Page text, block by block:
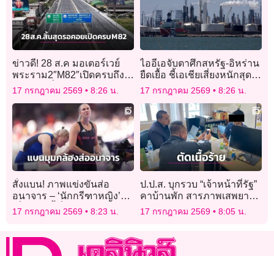
ข่าวดี! 28 ส.ค มอเตอร์เวย์
พระราม2″M82″เปิดครบถึง
บ้านแพ้ววิ่งฟรี2ปียังไม่ปิด
ตำนานสร้างต่อถึงวังมะนาว
17 กรกฎาคม 2569 8:26 น.
ไออีเอจับตาศึกสหรัฐ-อิหร่าน
ยืดเยื้อ ชี้เอเชียเสี่ยงหนักสุด
จากวิกฤติฮอร์มุซ
17 กรกฎาคม 2569 8:26 น.
สั่งแบน! ภาพแข่งขันส่อ
อนาจาร – ‘นักกรีฑาหญิง’
เห็นด้วย ชี้เป็นต้นเหตุถูก
คุกคามทางเพศ
17 กรกฎาคม 2569 8:23 น.
ป.ป.ส. บุกรวบ “เจ้าหน้าที่รัฐ”
คาบ้านพัก สารภาพเสพยาบ้า
มา 5 ปี จ่อฟันวินัยไล่ออก!
17 กรกฎาคม 2569 8:05 น.